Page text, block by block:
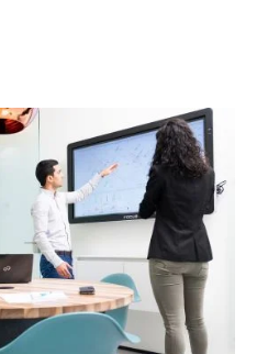
& ontwikkeling
van diverse
of Evides
en verantwoordelijkheden.
het realiseren van vooraf
binnen de verschillende
je ontwikkeling en